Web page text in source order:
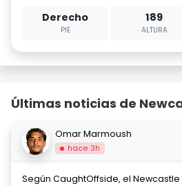
Derecho
PIE
189
ALTURA
Últimas noticias de
Omar Marmoush
hace 3h
Según CaughtOffside, el